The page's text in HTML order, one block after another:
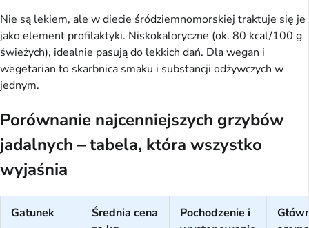
Nie są lekiem, ale w diecie śródziemnomorskiej traktuje się je
jako element profilaktyki. Niskokaloryczne (ok. 80 kcal/100 g
świeżych), idealnie pasują do lekkich dań. Dla wegan i
wegetarian to skarbnica smaku i substancji odżywczych w
jednym.
Porównanie najcenniejszych grzybów
jadalnych – tabela, która wszystko
wyjaśnia
Gatunek
Średnia cena
Pochodzenie i